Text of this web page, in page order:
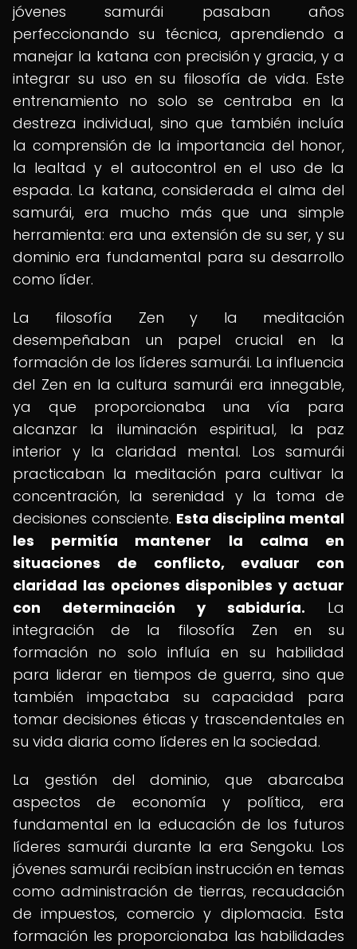
jóvenes samurái pasaban años
perfeccionando su técnica, aprendiendo a
manejar la katana con precisión y gracia, y a
integrar su uso en su filosofía de vida. Este
entrenamiento no solo se centraba en la
destreza individual, sino que también incluía
la comprensión de la importancia del honor,
la lealtad y el autocontrol en el uso de la
espada. La katana, considerada el alma del
samurái, era mucho más que una simple
herramienta: era una extensión de su ser, y su
dominio era fundamental para su desarrollo
como líder.
La filosofía Zen y la meditación
desempeñaban un papel crucial en la
formación de los líderes samurái. La influencia
del Zen en la cultura samurái era innegable,
ya que proporcionaba una vía para
alcanzar la iluminación espiritual, la paz
interior y la claridad mental. Los samurái
practicaban la meditación para cultivar la
concentración, la serenidad y la toma de
decisiones consciente. Esta disciplina mental
les permitía mantener la calma en
situaciones de conflicto, evaluar con
claridad las opciones disponibles y actuar
con determinación y sabiduría. La
integración de la filosofía Zen en su
formación no solo influía en su habilidad
para liderar en tiempos de guerra, sino que
también impactaba su capacidad para
tomar decisiones éticas y trascendentales en
su vida diaria como líderes en la sociedad.
La gestión del dominio, que abarcaba
aspectos de economía y política, era
fundamental en la educación de los futuros
líderes samurái durante la era Sengoku. Los
jóvenes samurái recibían instrucción en temas
como administración de tierras, recaudación
de impuestos, comercio y diplomacia. Esta
formación les proporcionaba las habilidades